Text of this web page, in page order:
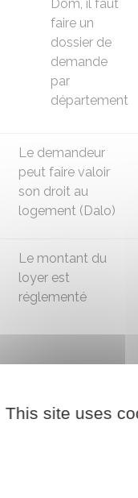
Dom, il faut
faire un
dossier de
demande
par
département
Le demandeur
peut faire valoir
son droit au
logement (Dalo)
Le montant du
loyer est
réglementé
chaque année
This site uses